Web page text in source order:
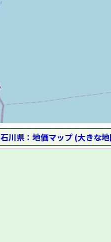
石川県：地価マップ (大きな